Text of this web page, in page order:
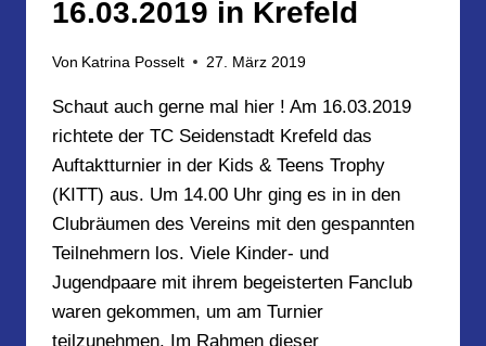
16.03.2019 in Krefeld
Von Katrina Posselt 27. März 2019
Schaut auch gerne mal hier ! Am 16.03.2019
richtete der TC Seidenstadt Krefeld das
Auftaktturnier in der Kids & Teens Trophy
(KITT) aus. Um 14.00 Uhr ging es in in den
Clubräumen des Vereins mit den gespannten
Teilnehmern los. Viele Kinder- und
Jugendpaare mit ihrem begeisterten Fanclub
waren gekommen, um am Turnier
teilzunehmen. Im Rahmen dieser